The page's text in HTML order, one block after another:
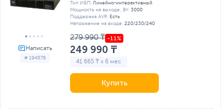
# 194578
Тип ИБП: Линейно-интерактивный
Мощность на выходе, Вт: 3000
Поддержка AVR: Есть
Напряжение на входе: 220/230/240
279 990 ₸
249 990 ₸
41 665 ₸ x 6 мес
Купить